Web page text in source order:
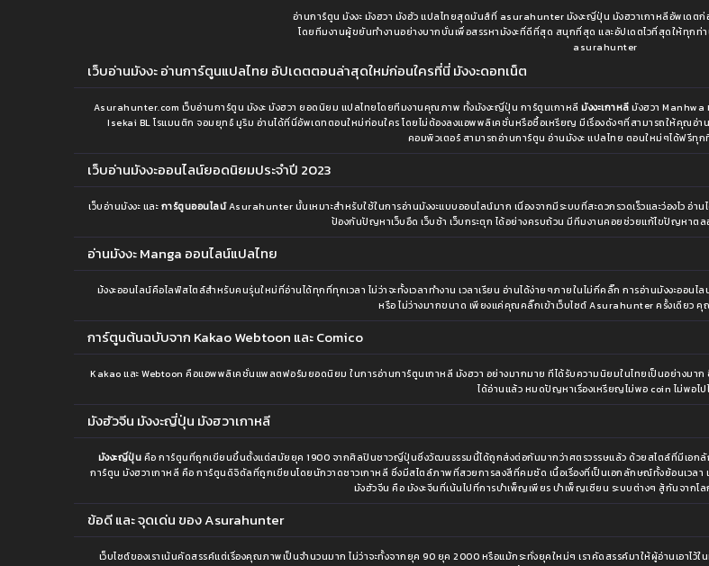
อ่านการ์ตูน มังงะ มังฮวา มังฮัว แปลไทยสุดมันส์ที่ asurahunter มังงะญี่ปุ่น มังฮวาเกาหลีอัพเดตก่
โดยทีมงานผู้ขยันทำงานอย่างบากบั่นเพื่อสรรหามังงะที่ดีที่สุด สนุกที่สุด และอัปเดตไวที่สุดให้ทุกท่า
asurahunter
เว็บอ่านมังงะ อ่านการ์ตูนแปลไทย อัปเดตตอนล่าสุดใหม่ก่อนใครที่นี่ มังงะดอทเน็ต
Asurahunter.com เว็บอ่านการ์ตูน มังงะ มังฮวา ยอดนิยม แปลไทยโดยทีมงานคุณภาพ ทั้งมังงะญี่ปุ่น การ์ตูนเกาหลี มังงะเกาหลี มังฮวา Manhwa
Isekai BL โรแมนติก จอมยุทธ์ มูริม อ่านได้ที่นี่อัพเดทตอนใหม่ก่อนใคร โดยไม่ต้องลงแอพพลิเคชั่นหรือซื้อเหรียญ มีเรื่องดังๆที่สามารถให้คุณอ่า
คอมพิวเตอร์ สามารถอ่านการ์ตูน อ่านมังงะ แปลไทย ตอนใหม่ๆได้ฟรีทุก
เว็บอ่านมังงะออนไลน์ยอดนิยมประจำปี 2023
เว็บอ่านมังงะ และ การ์ตูนออนไลน์Asurahunter นั้นเหมาะสำหรับใช้ในการอ่านมังงะแบบออนไลน์มาก เนื่องจากมีระบบที่สะดวกรวดเร็วและว่องไว
ป้องกันปัญหาเว็บอืด เว็บช้า เว็บกระตุก ได้อย่างครบถ้วน มีทีมงานคอยช่วยแก้ไขปัญหาตล
อ่านมังงะ Manga ออนไลน์แปลไทย
ม้งงะออนไลน์คือไลฟ์สไตล์สำหรับคนรุ่นใหม่ที่อ่านได้ทุกที่ทุกเวลา ไม่ว่าจะทั้งเวลาทำงาน เวลาเรียน อ่านได้ง่ายๆภายในไม่กี่คลิ๊ก การอ่านมังงะออ
หรือ ไม่ว่างมากขนาด เพียงแค่คุณคลิ๊กเข้าเว็บไซต์ Asurahunter ครั้งเดียว คุ
การ์ตูนต้นฉบับจาก Kakao Webtoon และ Comico
Kakao และ Webtoon คือแอพพลิเคชั่นแพลตฟอร์มยอดนิยม ในการอ่านการ์ตูนเกาหลี มังฮวา อย่างมากมาย ทีได้รับความนิยมในไทยเป็นอย่างมาก
ได้อ่านแล้ว หมดปัญหาเรื่องเหรียญไม่พอ coin ไม่พอไป
มังฮัวจีน มังงะญี่ปุ่น มังฮวาเกาหลี
มังงะญี่ปุ่น คือ การ์ตูนที่ถูกเขียนขึ้นตั้งแต่สมัยยุค 1900 จากศิลปินชาวญี่ปุ่นซึ่งวัฒนธรรมนี้ได้ถูกส่งต่อกันมากว่าศตรวรรษแล้ว ด้วยสไตล์ที่มีเอกลั
การ์ตูน มังฮวาเกาหลี คือ การ์ตูนดิจิตัลที่ถูกเขียนโดยนักวาดชาวเกาหลี ซึ่งมีสไตล์ภาพที่สวยการลงสีที่คมชัด เนื้อเรื่องที่เป็นเอกลักษณ์ทั้งย้อนเวล
มังฮัวจีน คือ มังงะจีนที่เน้นไปที่การบำเพ็ญเพียร บำเพ็ญเซียน ระบบต่างๆ สู้กันจาก
ข้อดี และ จุดเด่น ของ Asurahunter
เว็บไซต์ของเราเน้นคัดสรรค์แต่เรื่องคุณภาพเป็นจำนวนมาก ไม่ว่าจะทั้งจากยุค 90 ยุค 2000 หรือแม้กระทั่งยุคใหม่ๆ เราคัดสรรค์มาให้ผู้อ่านเอาไว้